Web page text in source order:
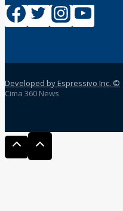
Developed by Espressivo Inc. ©
Cima 360 News